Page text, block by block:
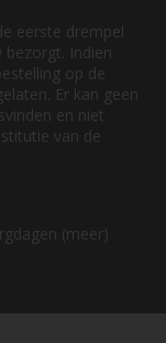
eerste drempel
Indien
op de
Er kan geen
en niet
van de
(meer)